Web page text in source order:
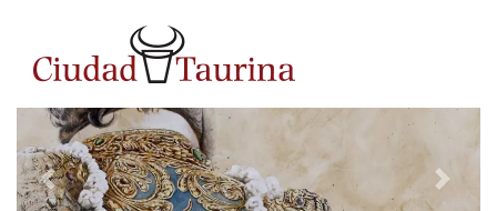
Anterior